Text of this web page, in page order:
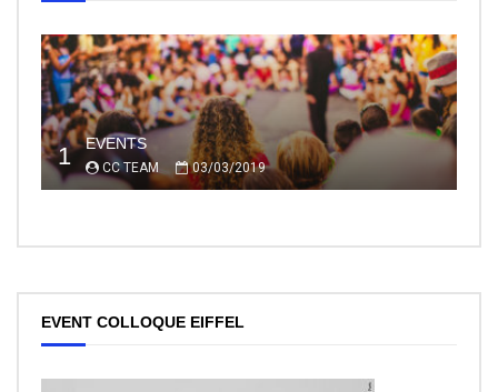
1 EVENTS
CC TEAM 03/03/2019
EVENT COLLOQUE EIFFEL